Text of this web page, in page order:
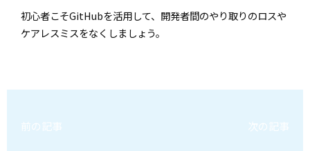
初心者こそGitHubを活用して、開発者間のやり取りのロスや
ケアレスミスをなくしましょう。
前の記事 次の記事